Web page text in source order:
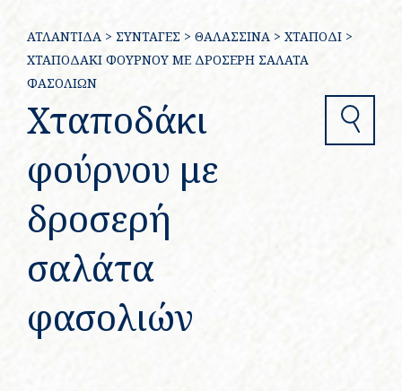
ΑΤΛΑΝΤΙΔΑ > ΣΥΝΤΑΓΈΣ > ΘΑΛΑΣΣΙΝΆ > ΧΤΑΠΌΔΙ >
ΧΤΑΠΟΔΆΚΙ ΦΟΎΡΝΟΥ ΜΕ ΔΡΟΣΕΡΉ ΣΑΛΆΤΑ
ΦΑΣΟΛΙΏΝ
Χταποδάκι
φούρνου με
δροσερή
σαλάτα
φασολιών
Search